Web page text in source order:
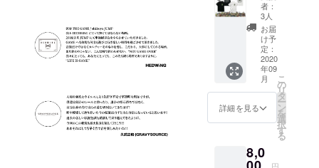
欄へ
【不
要】と
ご記入
くださ
内。 ●
壁面ポ
スター
へのお
名前掲
載可能
な方は
お名前
(又は
欄へご
記入く
SABBA
T13×R
OLLING
CRADL
E Tシャ
ツ＋ス
テッ
カー1枚
支援】
● Tシャ
(BLAC
K or
者：
3人
お届
け予
定：
2020
年09
月
詳細を見る
こ
の
リ
タ
ー
ン
を
選
択
す
る
8,0